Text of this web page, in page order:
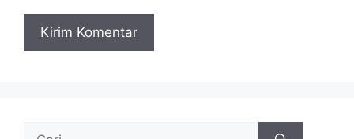
Cari